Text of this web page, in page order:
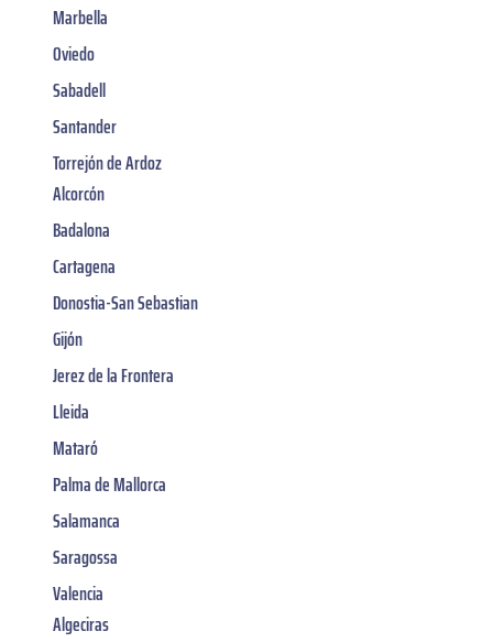
Marbella
Oviedo
Sabadell
Santander
Torrejón de Ardoz
Alcorcón
Badalona
Cartagena
Donostia-San Sebastian
Gijón
Jerez de la Frontera
Lleida
Mataró
Palma de Mallorca
Salamanca
Saragossa
Valencia
Algeciras